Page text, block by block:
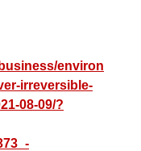
environ
irreversible-
08-09/?